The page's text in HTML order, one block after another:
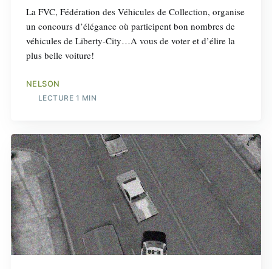
La FVC, Fédération des Véhicules de Collection, organise
un concours d’élégance où participent bon nombres de
véhicules de Liberty-City…A vous de voter et d’élire la
plus belle voiture!
NELSON
LECTURE 1 MIN